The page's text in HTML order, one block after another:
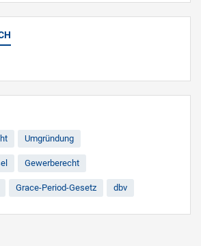
Umgründung
Gewerberecht
Grace-Period-Gesetz dbv